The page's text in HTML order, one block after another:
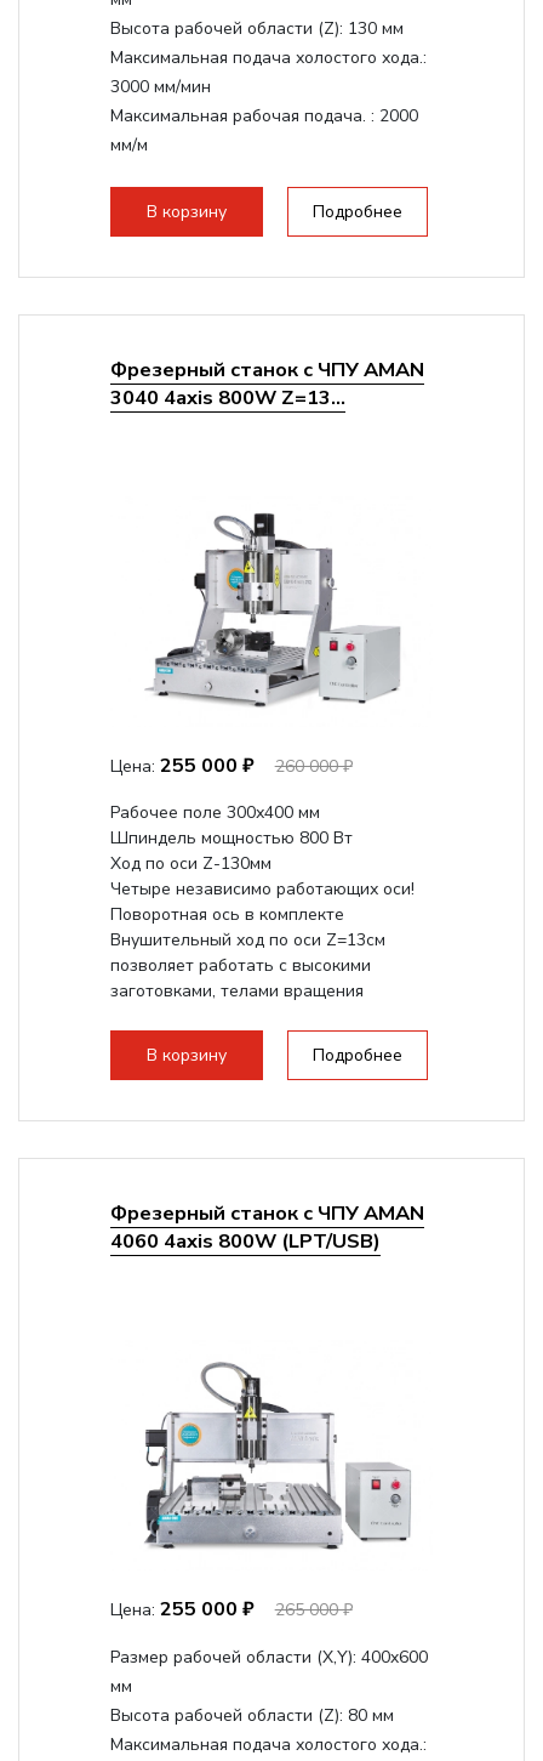
Высота рабочей области (Z): 130 мм
Максимальная подача холостого хода.:
3000 мм/мин
Максимальная рабочая подача. : 2000
мм/м
стандартно:Т-слот
Цанговый патрон:ER11
В корзину Подробнее
Фрезерный станок с ЧПУ AMAN
3040 4axis 800W Z=13...
Цена: 255 000 ₽
260 000 ₽
Рабочее поле 300х400 мм
Шпиндель мощностью 800 Вт
Ход по оси Z-130мм
Четыре независимо работающих оси!
Поворотная ось в комплекте
Внушительный ход по оси Z=13см
позволяет работать с высокими
заготовками, телами вращения
В корзину
Подробнее
Фрезерный станок с ЧПУ AMAN
4060 4axis 800W (LPT/USB)
Цена: 255 000 ₽ 265 000 ₽
Размер рабочей области (Х,Y): 400x600
мм
Высота рабочей области (Z): 80 мм
Максимальная подача холостого хода.: